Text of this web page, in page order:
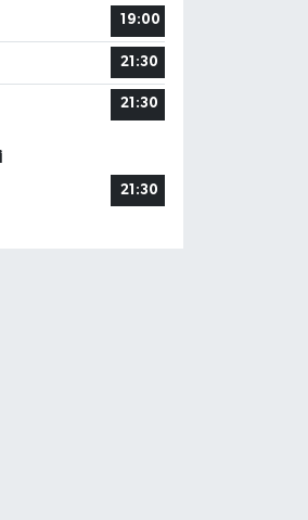
19:00
21:30
21:30
21:30